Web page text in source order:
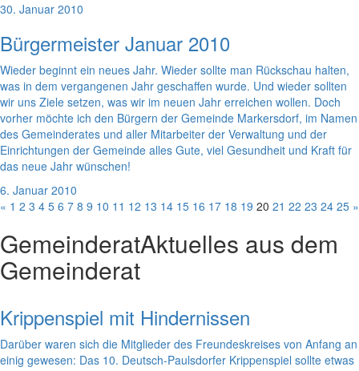
30. Januar 2010
Bürgermeister Januar 2010
Wieder beginnt ein neues Jahr. Wieder sollte man Rückschau halten,
was in dem vergangenen Jahr geschaffen wurde. Und wieder sollten
wir uns Ziele setzen, was wir im neuen Jahr erreichen wollen. Doch
vorher möchte ich den Bürgern der Gemeinde Markersdorf, im Namen
des Gemeinderates und aller Mitarbeiter der Verwaltung und der
Einrichtungen der Gemeinde alles Gute, viel Gesundheit und Kraft für
das neue Jahr wünschen!
6. Januar 2010
« 1 2 3 4 5 6 7 8 9 10 11 12 13 14 15 16 17 18 19 20 21 22 23 24 25 »
GemeinderatAktuelles aus dem
Gemeinderat
Krippenspiel mit Hindernissen
Darüber waren sich die Mitglieder des Freundeskreises von Anfang an
einig gewesen: Das 10. Deutsch-Paulsdorfer Krippenspiel sollte etwas